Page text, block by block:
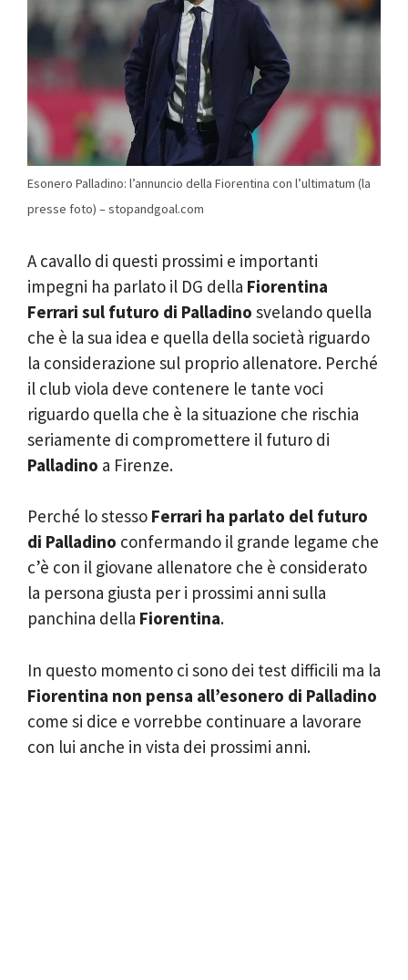
Esonero Palladino: l’annuncio della Fiorentina con l’ultimatum (la
presse foto) – stopandgoal.com
A cavallo di questi prossimi e importanti
impegni ha parlato il DG della Fiorentina
Ferrari sul futuro di Palladino svelando quella
che è la sua idea e quella della società riguardo
la considerazione sul proprio allenatore. Perché
il club viola deve contenere le tante voci
riguardo quella che è la situazione che rischia
seriamente di compromettere il futuro di
Palladino a Firenze.
Perché lo stesso Ferrari ha parlato del futuro
di Palladino confermando il grande legame che
c’è con il giovane allenatore che è considerato
la persona giusta per i prossimi anni sulla
panchina della Fiorentina.
In questo momento ci sono dei test difficili ma la
Fiorentina non pensa all’esonero di Palladino
come si dice e vorrebbe continuare a lavorare
con lui anche in vista dei prossimi anni.